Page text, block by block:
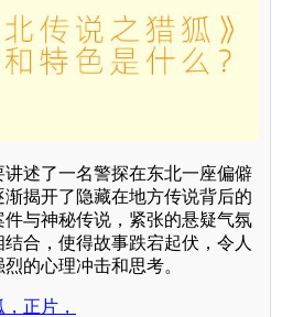
讲述了一名警探在东北一座偏僻
揭开了隐藏在地方传说背后的
与神秘传说，紧张的悬疑气氛
合，使得故事跌宕起伏，令人
的心理冲击和思考。
正片，